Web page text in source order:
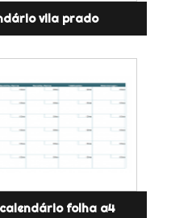
vila prado
folha a4